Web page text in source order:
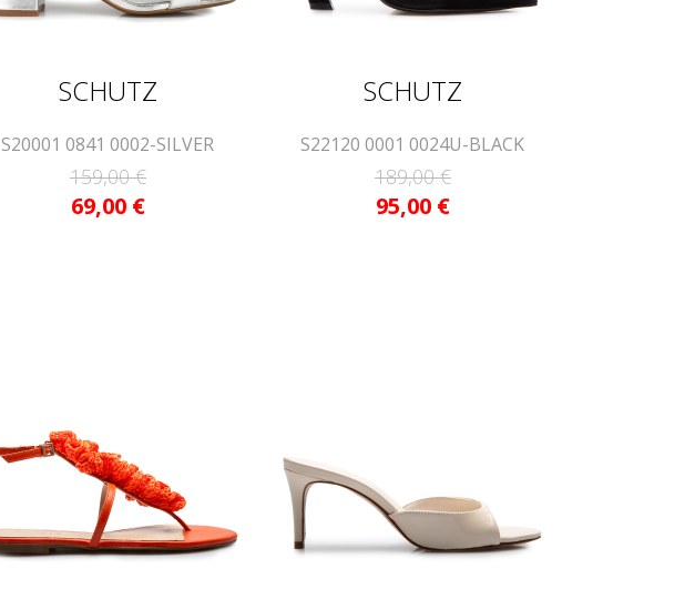
SCHUTZ
S20001 0841 0002-SILVER
159,00 €
69,00 €
SCHUTZ
S22120 0001 0024U-BLACK
189,00 €
95,00 €